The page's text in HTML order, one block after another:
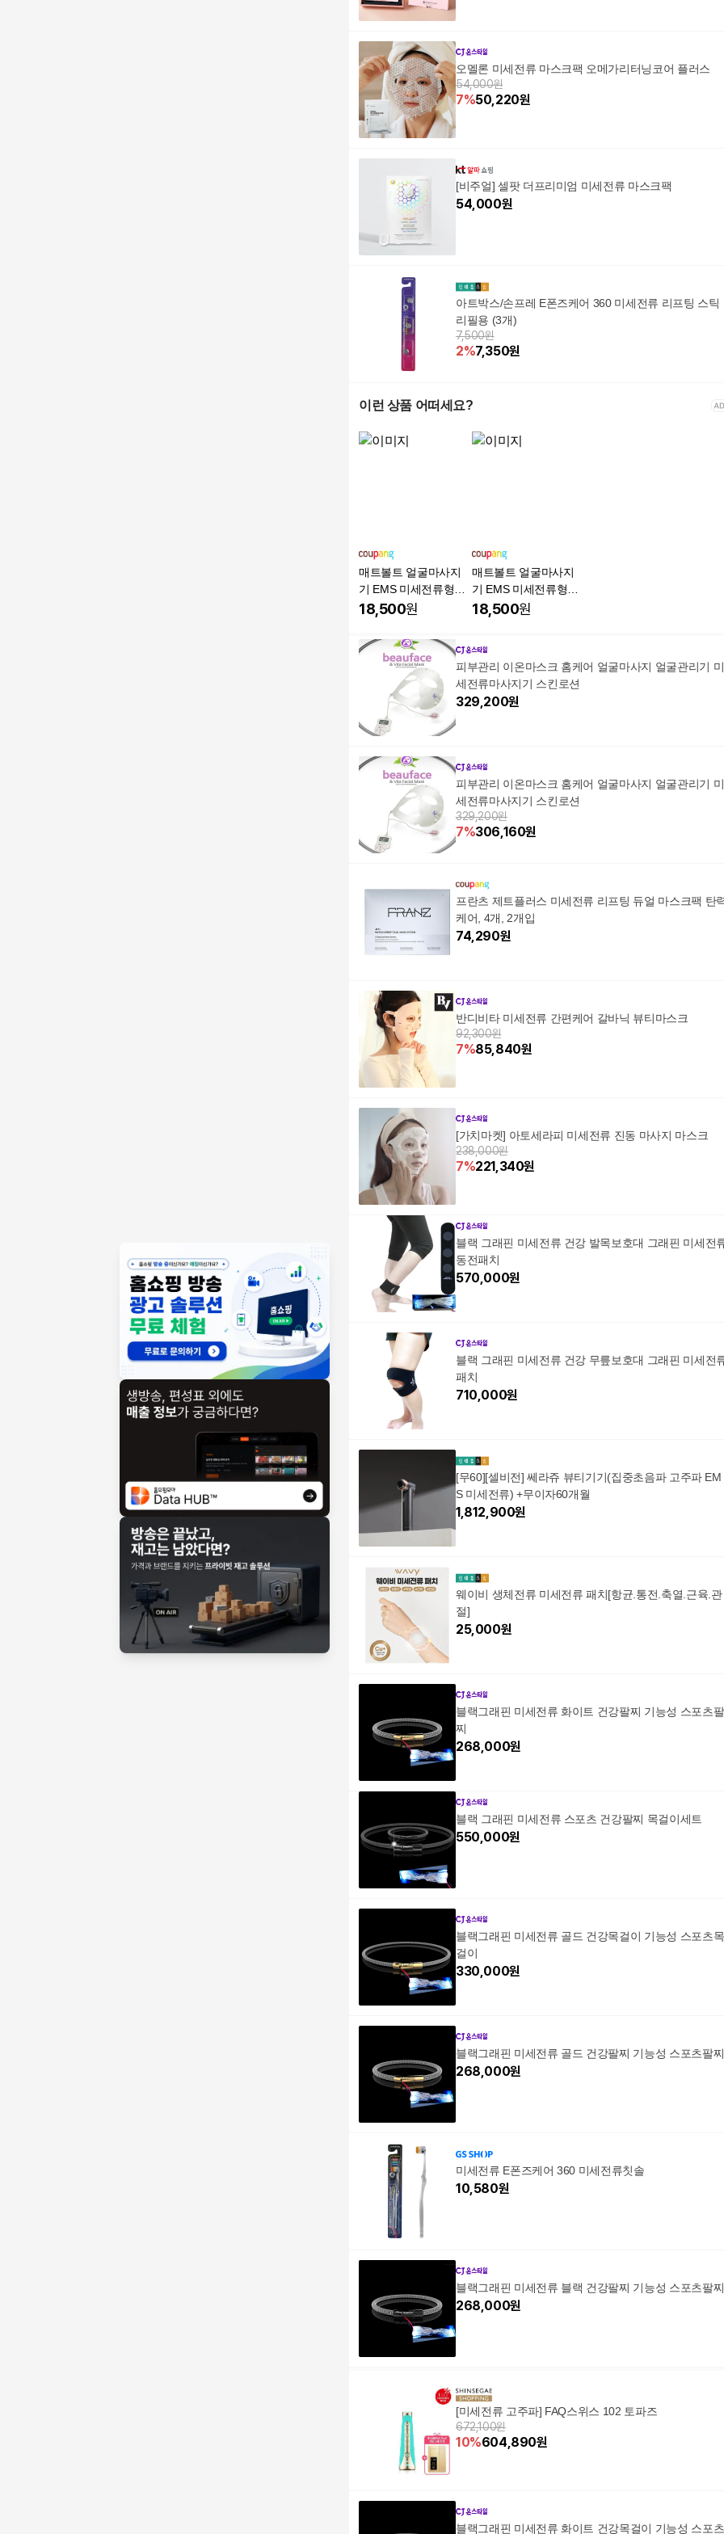
오멜론 미세전류 마스크팩 오메가리터닝코어 플러스
54,000원
7%50,220원
[비주얼] 셀팟 더프리미엄 미세전류 마스크팩
54,000원
아트박스/손프레 E폰즈케어 360 미세전류 리프팅 스틱
리필용 (3개)
7,500원
2%7,350원
이런 상품 어떠세요?
매트볼트 얼굴마사지
기 EMS 미세전류형고
주파 케어V라인 갸름한
사지 자동타이머
18,500원
매트볼트 얼굴마사지
기 EMS 미세전류형고
주파 케어V라인 갸름한
18,500원
피부관리 이온마스크 홈케어 얼굴마사지 얼굴관리기 미
세전류마사지기 스킨로션
329,200원
피부관리 이온마스크 홈케어 얼굴마사지 얼굴관리기 미
세전류마사지기 스킨로션
329,200원
7%306,160원
프란츠 제트플러스 미세전류 리프팅 듀얼 마스크팩 탄
케어, 4개, 2개입
74,290원
반디비타 미세전류 간편케어 갈바닉 뷰티마스크
92,300원
7%85,840원
[가치마켓] 아토세라피 미세전류 진동 마사지 마스크
238,000원
7%221,340원
블랙 그래핀 미세전류 건강 발목보호대 그래핀 미세전
동전패치
570,000원
블랙 그래핀 미세전류 건강 무릎보호대 그래핀 미세전
패치
710,000원
[무60][셀비전] 쎄라쥬 뷰티기기(집중초음파 고주파 EM
S 미세전류) +무이자60개월
1,812,900원
웨이비 생체전류 미세전류 패치[항균.통전.축열.근육.관
절]
25,000원
블랙그래핀 미세전류 화이트 건강팔찌 기능성 스포츠팔
찌
268,000원
블랙 그래핀 미세전류 스포츠 건강팔찌 목걸이세트
550,000원
블랙그래핀 미세전류 골드 건강목걸이 기능성 스포츠목
걸이
330,000원
블랙그래핀 미세전류 골드 건강팔찌 기능성 스포츠팔찌
268,000원
미세전류 E폰즈케어 360 미세전류칫솔
10,580원
블랙그래핀 미세전류 블랙 건강팔찌 기능성 스포츠팔찌
268,000원
[미세전류 고주파] FAQ스위스 102 토파즈
672,100원
10%604,890원
블랙그래핀 미세전류 화이트 건강목걸이 기능성 스포츠